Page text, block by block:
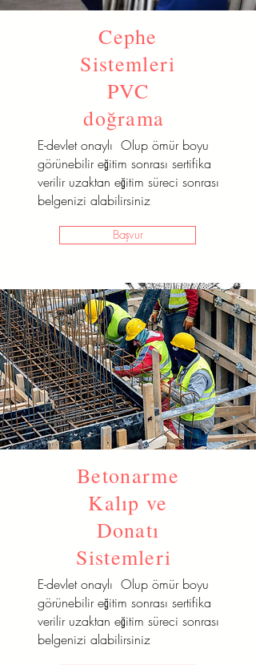
Cephe
Sistemleri
PVC
doğrama
E-devlet onaylı Olup ömür boyu
görünebilir eğitim sonrası sertifika
verilir uzaktan eğitim süreci sonrası
belgenizi alabilirsiniz
Başvur
Terzilik
E-devlet onaylı Olup ömür boyu
görünebilir eğitim sonrası sertifika
verilir uzaktan eğitim süreci sonrası
belgenizi alabilirsiniz
Başvur
Betonarme
Kalıp ve
Donatı
Sistemleri
E-devlet onaylı Olup ömür boyu
görünebilir eğitim sonrası sertifika
verilir uzaktan eğitim süreci sonrası
belgenizi alabilirsiniz